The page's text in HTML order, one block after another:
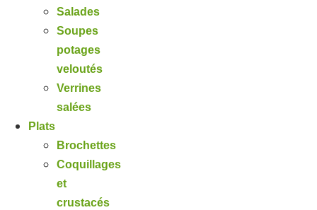
Salades
Soupes
potages
veloutés
Verrines
salées
Plats
Brochettes
Coquillages
et
crustacés